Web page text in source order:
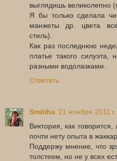
выглядишь великолепно
Я бы только сделала
манжеты др. цвета
стиль).
Как раз последнюю
платье такого силуэта,
разными водолазками.
Ответить
Smitiha 21 ноября 2011
Виктория, как
почти нету опыта в
Поддержу мнение, что
толстеем, но не у всех